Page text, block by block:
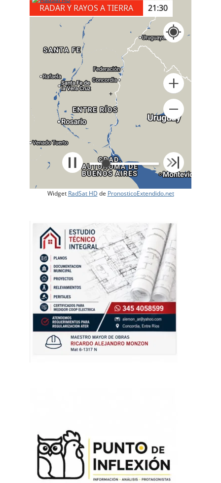
RADAR Y RAYOS A TIERRA 21:40
+
Widget RadSat HD de PronosticoExtendido.net